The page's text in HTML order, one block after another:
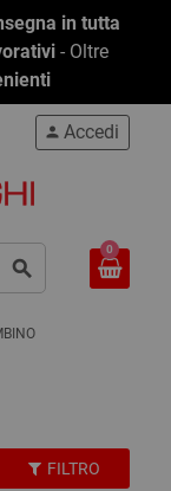
in tutta
- Oltre
search
person Accedi
0
FILTRO